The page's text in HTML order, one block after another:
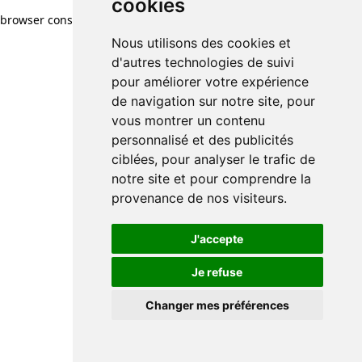
cookies
Nous utilisons des cookies et
d'autres technologies de suivi
pour améliorer votre expérience
de navigation sur notre site, pour
vous montrer un contenu
personnalisé et des publicités
ciblées, pour analyser le trafic de
notre site et pour comprendre la
provenance de nos visiteurs.
J'accepte
Je refuse
Changer mes préférences
browser console for more information)